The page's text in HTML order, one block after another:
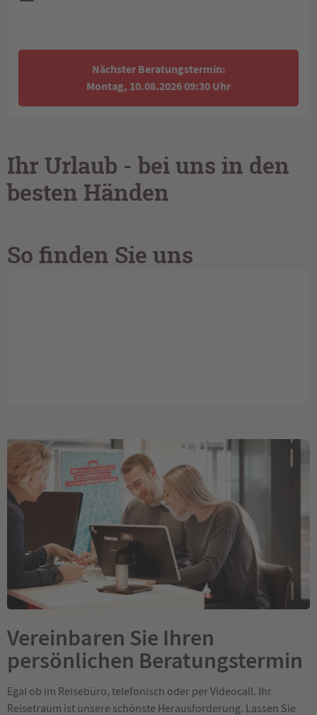
Nächster Beratungstermin:
Montag, 10.08.2026 09:30 Uhr
Ihr Urlaub - bei uns in den
besten Händen
So finden Sie uns
Vereinbaren Sie Ihren
persönlichen Beratungstermin
Egal ob im Reisebüro, telefonisch oder per Videocall. Ihr
Reisetraum ist unsere schönste Herausforderung. Lassen Sie